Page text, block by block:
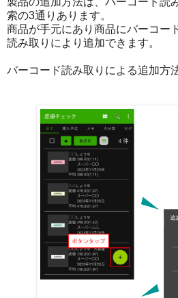
索の3通りあります。
商品が手元にあり商品にバーコー
読み取りにより追加できます。
バーコード読み取りによる追加方法